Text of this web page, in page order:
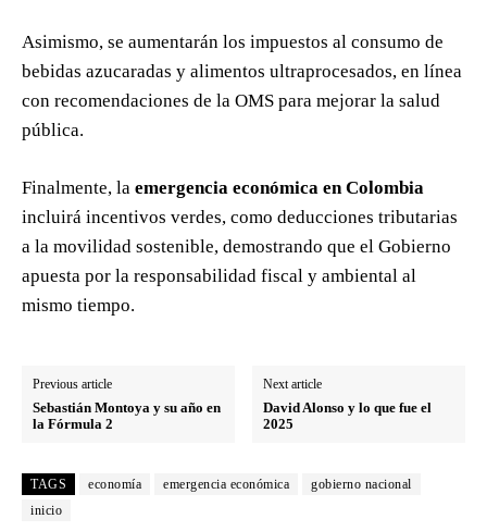
Asimismo, se aumentarán los impuestos al consumo de
bebidas azucaradas y alimentos ultraprocesados, en línea
con recomendaciones de la OMS para mejorar la salud
pública.
Finalmente, la emergencia económica en Colombia
incluirá incentivos verdes, como deducciones tributarias
a la movilidad sostenible, demostrando que el Gobierno
apuesta por la responsabilidad fiscal y ambiental al
mismo tiempo.
Previous article
Sebastián Montoya y su año en
la Fórmula 2
Next article
David Alonso y lo que fue el
2025
TAGS economía emergencia económica
gobierno nacional
inicio